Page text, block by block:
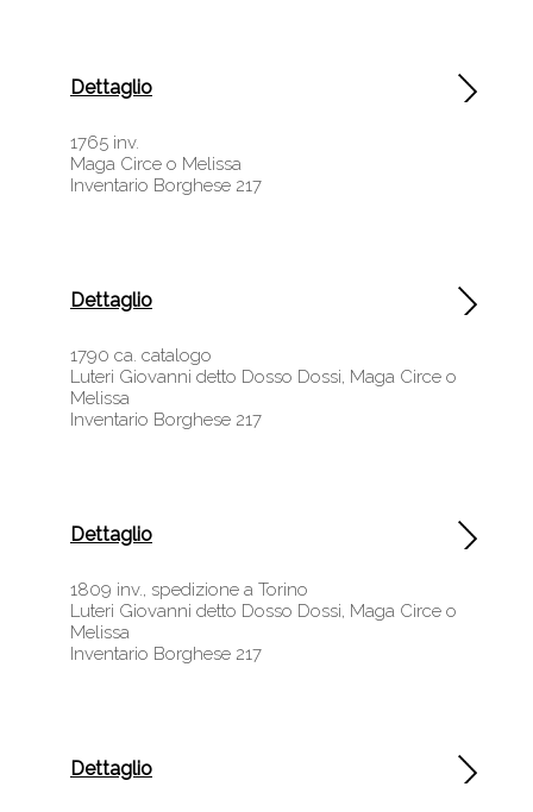
Dettaglio
1765 inv.
Maga Circe o Melissa
Inventario Borghese 217
Dettaglio
1790 ca. catalogo
Luteri Giovanni detto Dosso Dossi, Maga Circe o
Melissa
Inventario Borghese 217
Dettaglio
1809 inv., spedizione a Torino
Luteri Giovanni detto Dosso Dossi, Maga Circe o
Melissa
Inventario Borghese 217
Dettaglio